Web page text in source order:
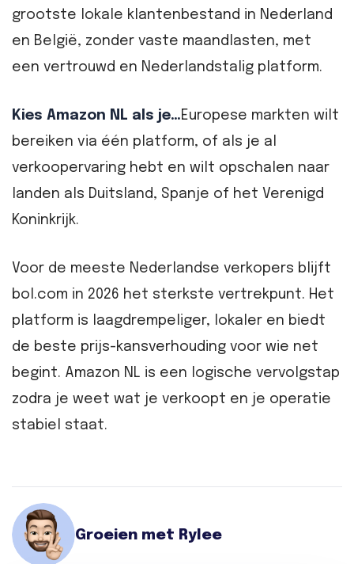
grootste lokale klantenbestand in Nederland
en België, zonder vaste maandlasten, met
een vertrouwd en Nederlandstalig platform.
Kies Amazon NL als je…Europese markten wilt
bereiken via één platform, of als je al
verkoopervaring hebt en wilt opschalen naar
landen als Duitsland, Spanje of het Verenigd
Koninkrijk.
Voor de meeste Nederlandse verkopers blijft
bol.com in 2026 het sterkste vertrekpunt. Het
platform is laagdrempeliger, lokaler en biedt
de beste prijs-kansverhouding voor wie net
begint. Amazon NL is een logische vervolgstap
zodra je weet wat je verkoopt en je operatie
stabiel staat.
Groeien met Rylee